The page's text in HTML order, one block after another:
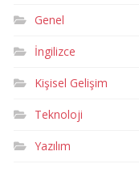
Genel
İngilizce
Kişisel Gelişim
Teknoloji
Yazılım